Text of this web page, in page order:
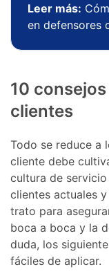
Leer más:
en defensores
10
clientes
Todo se reduce a
cliente debe
cultura de
clientes actuales
trato para
boca a boca y la
duda, los
fáciles de aplicar.